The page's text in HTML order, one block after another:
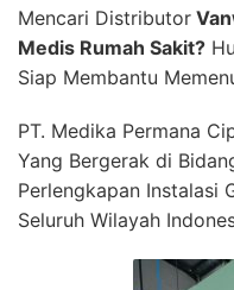
Mencari Distributor
Medis Rumah Sakit?
Siap Membantu
PT. Medika Permana
Yang Bergerak di
Perlengkapan Instalasi
Seluruh Wilayah